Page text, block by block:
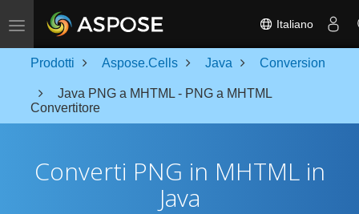
Toggle navigation Italiano
Prodotti Aspose.Cells Java Conversion
Java PNG a MHTML - PNG a MHTML
Convertitore
Converti PNG in MHTML in
Java